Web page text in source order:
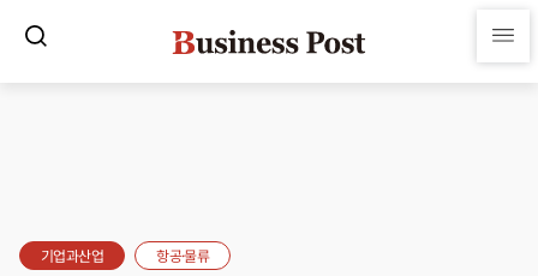
기업과산업 항공·물류